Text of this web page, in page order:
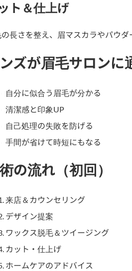
ト＆仕上げ
の長さを整え、眉マスカラやパウダ
ズが眉毛サロンに
自分に似合う眉毛が分かる
清潔感と印象UP
自己処理の失敗を防げる
手間が省けて時短にもなる
の流れ（初回）
来店＆カウンセリング
デザイン提案
ワックス脱毛＆ツイージング
カット・仕上げ
ホームケアのアドバイス